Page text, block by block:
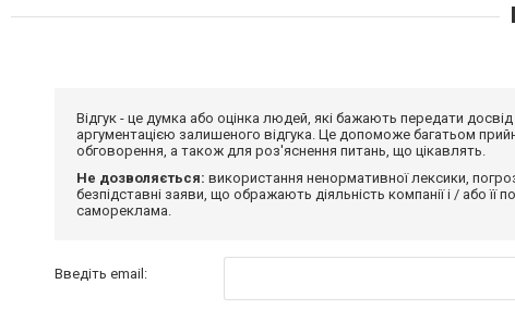
Відгук - це думка або оцінка людей, які бажають передати
аргументацією залишеного відгука. Це допоможе багатьом
обговорення, а також для роз'яснення питань, що цікавлять.
Не дозволяється: використання ненормативної лексики,
безпідставні заяви, що ображають діяльність компанії і / або
самореклама.
Введіть email: